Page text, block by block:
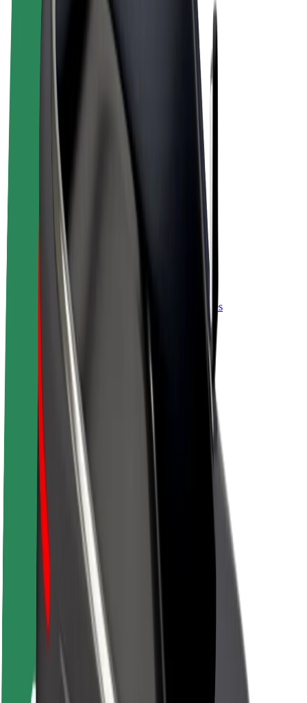
„Bolt Market“
„Bolt for Business“
„Bolt Plus“
Užsidirbkite su „Bolt“
Vairuotojai
Vairuotojo pajamos
Kurjeriai
Kurjerio pajamos
„Bolt Food“ restoranai ir parduotuvės
Automobilių nuomos parkai
Franšizės
Apie mus
Karjera
Apie „Bolt“
„Bolt“ tvarumo politika
Projektas „Zero“
Tinklaraštis
Naujienų centras
Prekių ženklo gairės
Misija
Investuotojams
Vadovybė
Prekės ženklas
Žiniasklaidai
„Urban Fund“